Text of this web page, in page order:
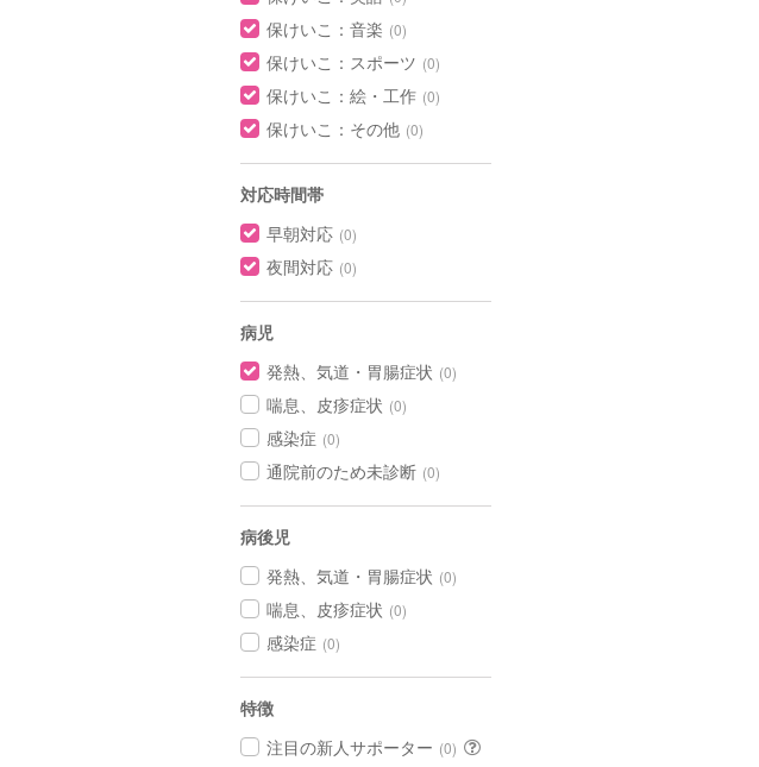
保けいこ：音楽 (0)
保けいこ：スポーツ (0)
保けいこ：絵・工作 (0)
保けいこ：その他 (0)
対応時間帯
早朝対応 (0)
夜間対応 (0)
病児
発熱、気道・胃腸症状 (0)
喘息、皮疹症状 (0)
感染症 (0)
通院前のため未診断 (0)
病後児
発熱、気道・胃腸症状 (0)
喘息、皮疹症状 (0)
感染症 (0)
特徴
注目の新人サポーター (0)